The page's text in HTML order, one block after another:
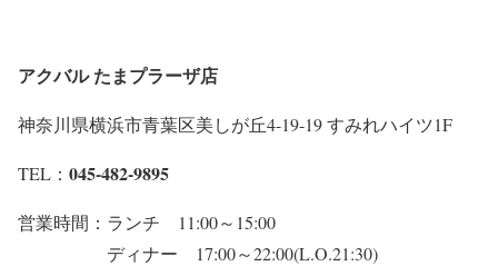
アクバル たまプラーザ店
神奈川県横浜市青葉区美しが丘4-19-19 すみれハイツ1F
TEL： 045-482-9895
営業時間：ランチ 11:00～15:00
ディナー 17:00～22:00(L.O.21:30)